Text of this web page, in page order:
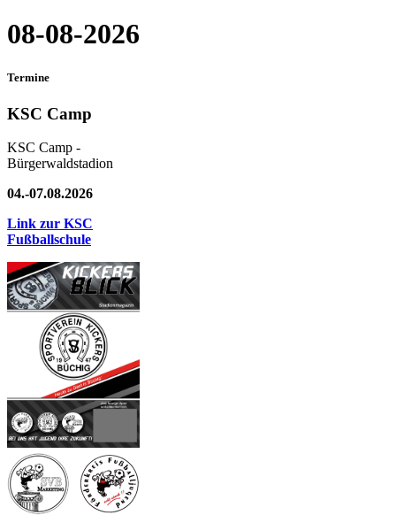
08-08-2026
Termine
KSC Camp
KSC Camp -
Bürgerwaldstadion
04.-07.08.2026
Link zur KSC
Fußballschule